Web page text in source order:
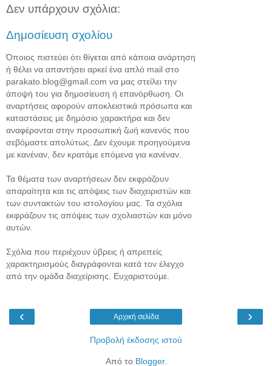
Δεν υπάρχουν σχόλια:
Δημοσίευση σχολίου
Όποιος πιστεύει ότι θίγεται από κάποια ανάρτηση
ή θέλει να απαντήσει αρκεί ένα απλό mail στο
parakato.blog@gmail.com να μας στείλει την
άποψή του για δημοσίευση ή επανόρθωση. Οι
αναρτήσεις αφορούν αποκλειστικά πρόσωπα και
καταστάσεις με δημόσιο χαρακτήρα και δεν
αναφέρονται στην προσωπική ζωή κανενός που
σεβόμαστε απολύτως. Δεν έχουμε προηγούμενα
με κανέναν, δεν κρατάμε επόμενα για κανέναν.
Τα θέματα των αναρτήσεων δεν εκφράζουν
απαραίτητα και τις απόψεις των διαχειριστών και
των συντακτών του ιστολογίου μας. Τα σχόλια
εκφράζουν τις απόψεις των σχολιαστών και μόνο
αυτών.
Σχόλια που περιέχουν ύβρεις ή απρεπείς
χαρακτηρισμούς διαγράφονται κατά τον έλεγχο
από την ομάδα διαχείρισης. Ευχαριστούμε.
‹ ›
Αρχική σελίδα
Προβολή έκδοσης ιστού
Από το Blogger.